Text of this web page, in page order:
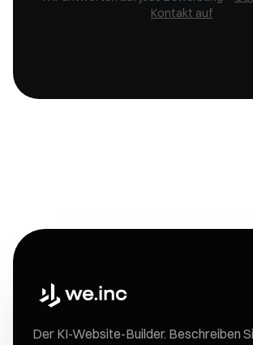
Kontakt auf
Der KI-Website-Builder. Beschreiben